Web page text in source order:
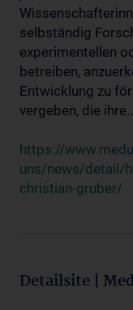
selbständig
experimentellen
betreiben,
Entwicklung zu
vergeben, die
https://
uns/news/detail/
christian-gruber/
Detailsite |